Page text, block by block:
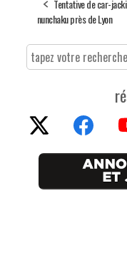
Tentative de car-
nunchaku près de Lyon